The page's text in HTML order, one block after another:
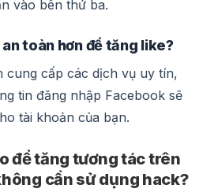
vào bên thứ ba.
toàn hơn để tăng like?
cung cấp các dịch vụ uy tín,
tin đăng nhập Facebook sẽ
tài khoản của bạn.
để tăng tương tác trên
cần sử dụng hack?